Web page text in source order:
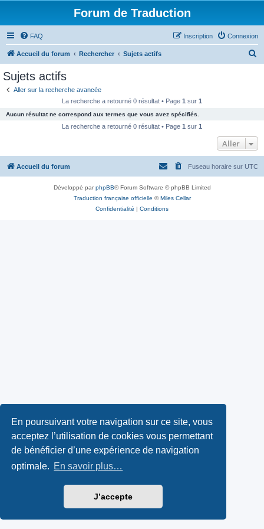
En poursuivant votre navigation sur ce site, vous
acceptez l’utilisation de cookies vous permettant
de bénéficier d’une expérience de navigation
optimale. En savoir plus…
J’accepte
Forum de Traduction
FAQ Connexion
Inscription
Accueil du forum Rechercher Sujets actifs
c
e
Sujets actifs
Aller sur la recherche avancée
La recherche a retourné 0 résultat • Page 1 sur 1
Aucun résultat ne correspond aux termes que vous avez spécifiés.
La recherche a retourné 0 résultat • Page 1 sur 1
Aller
Accueil du forum Fuseau horaire sur UTC
Développé parphpBB® Forum Software © phpBB Limited
Traduction française officielle ©Miles Cellar
Confidentialité | Conditions